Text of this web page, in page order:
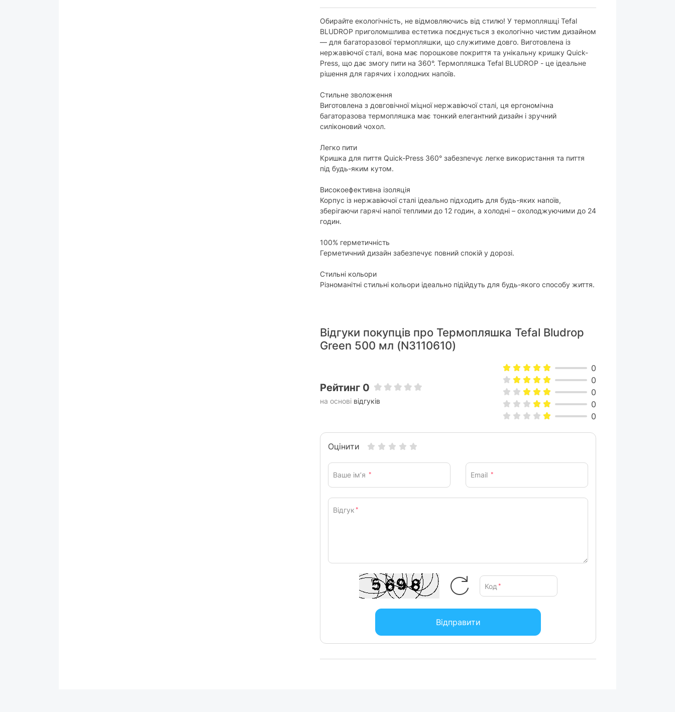
Габарити (ШхВхГ):
235x73x73 мм
Основний колір:
зелений
Вага:
290 г
Характеристики та комплектація товару можуть змінюватися виробником без
Обирайте екологічність, не відмовляючись від стилю! У термопляшці Tefal
BLUDROP приголомшлива естетика поєднується з екологічно чистим дизайном
— для багаторазової термопляшки, що служитиме довго. Виготовлена із
нержавіючої сталі, вона має порошкове покриття та унікальну кришку Quick-
Press, що дає змогу пити на 360°. Термопляшка Tefal BLUDROP - це ідеальне
рішення для гарячих і холодних напоїв.
Стильне зволоження
Виготовлена з довговічної міцної нержавіючої сталі, ця ергономічна
багаторазова термопляшка має тонкий елегантний дизайн і зручний
силіконовий чохол.
Легко пити
Кришка для пиття Quick-Press 360° забезпечує легке використання та пиття
під будь-яким кутом.
Високоефективна ізоляція
Корпус із нержавіючої сталі ідеально підходить для будь-яких напоїв,
зберігаючи гарячі напої теплими до 12 годин, а холодні – охолоджуючими до 24
годин.
100% герметичність
Герметичний дизайн забезпечує повний спокій у дорозі.
Стильні кольори
Різноманітні стильні кольори ідеально підійдуть для будь-якого способу життя.
Відгуки покупців про Термопляшка Tefal Bludrop
Green 500 мл (N3110610)
Рейтинг 0
на основі відгуків
0
0
0
0
0
Оцінити
Ваше ім’я * Email *
Відгук *
Код *
Відправити